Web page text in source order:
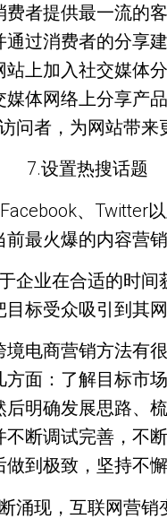
费者提供最一流的
通过消费者的分享建
站上加入社交媒体
媒体网络上分享产
问者，为网站带来
7.设置热搜话题
、Twitter
最火爆的内容营销
企业在合适的时间
目标受众吸引到其网
境电商营销方法有
面：了解目标市场
明确发展思路、
不断调试完善，不
做到极致，坚持不懈
涌现，互联网营销